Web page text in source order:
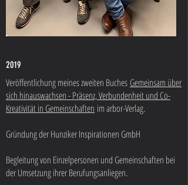
2019
Veröffentlichung meines zweiten Buches Gemeinsam über
sich hinauswachsen - Präsenz, Verbundenheit und Co-
Kreativität in Gemeinschaften im arbor-Verlag.
Gründung der Hunziker Inspirationen GmbH
Begleitung von Einzelpersonen und Gemeinschaften bei
der Umsetzung ihrer Berufungsanliegen.